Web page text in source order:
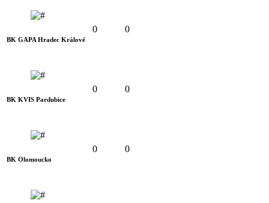
BK GAPA Hradec Králové
0 0
BK KVIS Pardubice
0 0
BK Olomoucko
0 0